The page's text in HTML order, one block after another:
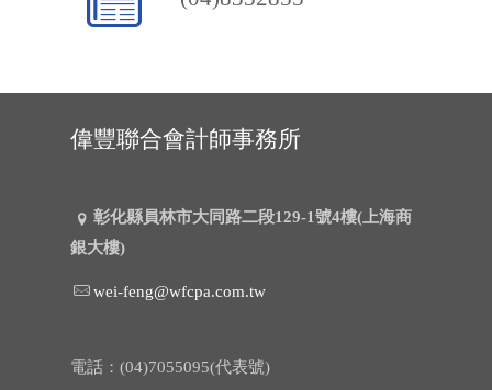
偉豐聯合會計師事務所
彰化縣員林市大同路二段129-1號4樓(上海商
銀大樓)
wei-feng@wfcpa.com.tw
電話：(04)7055095(代表號)